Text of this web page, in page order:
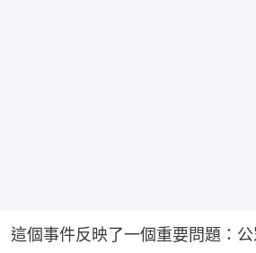
這個事件反映了一個重要問題：